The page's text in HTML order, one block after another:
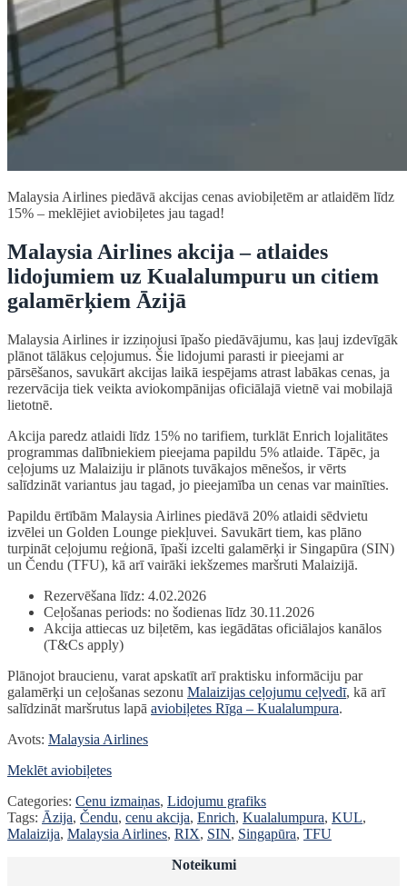
Malaysia Airlines piedāvā akcijas cenas aviobiļetēm ar atlaidēm līdz
15% – meklējiet aviobiļetes jau tagad!
Malaysia Airlines akcija – atlaides
lidojumiem uz Kualalumpuru un citiem
galamērķiem Āzijā
Malaysia Airlines ir izziņojusi īpašo piedāvājumu, kas ļauj izdevīgāk
plānot tālākus ceļojumus. Šie lidojumi parasti ir pieejami ar
pārsēšanos, savukārt akcijas laikā iespējams atrast labākas cenas, ja
rezervācija tiek veikta aviokompānijas oficiālajā vietnē vai mobilajā
lietotnē.
Akcija paredz atlaidi līdz 15% no tarifiem, turklāt Enrich lojalitātes
programmas dalībniekiem pieejama papildu 5% atlaide. Tāpēc, ja
ceļojums uz Malaiziju ir plānots tuvākajos mēnešos, ir vērts
salīdzināt variantus jau tagad, jo pieejamība un cenas var mainīties.
Papildu ērtībām Malaysia Airlines piedāvā 20% atlaidi sēdvietu
izvēlei un Golden Lounge piekļuvei. Savukārt tiem, kas plāno
turpināt ceļojumu reģionā, īpaši izcelti galamērķi ir Singapūra (SIN)
un Čendu (TFU), kā arī vairāki iekšzemes maršruti Malaizijā.
Rezervēšana līdz: 4.02.2026
Ceļošanas periods: no šodienas līdz 30.11.2026
Akcija attiecas uz biļetēm, kas iegādātas oficiālajos kanālos
(T&Cs apply)
Plānojot braucienu, varat apskatīt arī praktisku informāciju par
galamērķi un ceļošanas sezonu Malaizijas ceļojumu ceļvedī, kā arī
salīdzināt maršrutus lapā aviobiļetes Rīga – Kualalumpura.
Avots: Malaysia Airlines
Meklēt aviobiļetes
Categories: Cenu izmaiņas, Lidojumu grafiks
Tags: Āzija, Čendu, cenu akcija, Enrich, Kualalumpura, KUL,
Malaizija, Malaysia Airlines, RIX, SIN, Singapūra, TFU
Noteikumi